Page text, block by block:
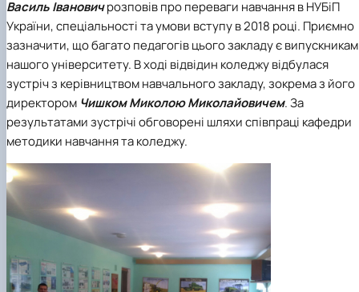
Василь Івановичрозповів про переваги навчання в НУБіП
України, спеціальності та умови вступу в 2018 році. Приємно
зазначити, що багато педагогів цього закладу є
нашого університету. В ході відвідин коледжу відбулася
зустріч з керівництвом навчального закладу, зокрема з його
директором Чишком Миколою Миколайовичем. За
результатами зустрічі обговорені шляхи співпраці кафедри
методики навчання та коледжу.